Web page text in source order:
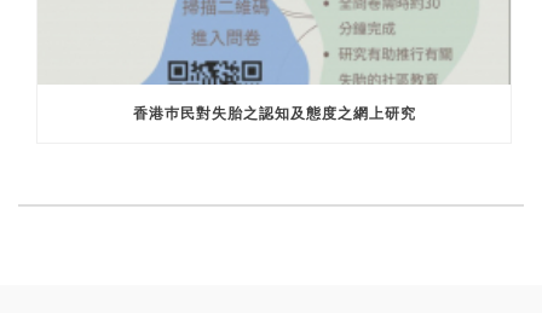
香港巿民對失胎之認知及態度之網上研究